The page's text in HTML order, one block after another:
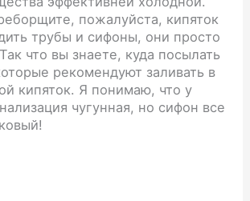
пожалуйста, кипяток
трубы и сифоны, они просто
что вы знаете, куда посылать
рекомендуют заливать в
кипяток. Я понимаю, что у
чугунная, но сифон все